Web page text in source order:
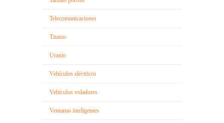
Telecomunicaciones
Titanio
Uranio
Vehículos eléctricos
Vehículos voladores
Ventanas inteligentes